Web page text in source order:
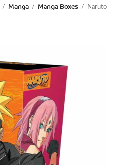
/ Manga / Manga Boxes / Naruto